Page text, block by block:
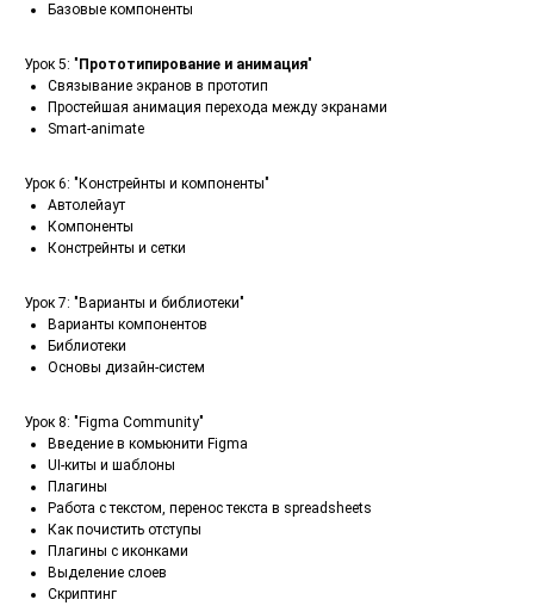
Базовые компоненты
Урок 5: " Прототипирование и анимация"
Связывание экранов в прототип
Простейшая анимация перехода между экранами
Smart-animate
Урок 6: "Констрейнты и компоненты"
Автолейаут
Компоненты
Констрейнты и сетки
Урок 7: "Варианты и библиотеки"
Варианты компонентов
Библиотеки
Основы дизайн-систем
Урок 8: "Figma Community"
Введение в комьюнити Figma
UI-киты и шаблоны
Плагины
Работа с текстом, перенос текста в spreadsheets
Как почистить отступы
Плагины с иконками
Выделение слоев
Скриптинг